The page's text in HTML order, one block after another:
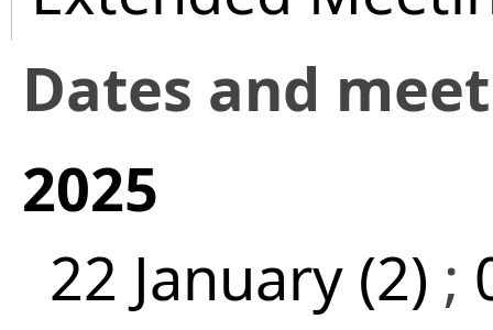
Dates and
2025
22 January (2) ;